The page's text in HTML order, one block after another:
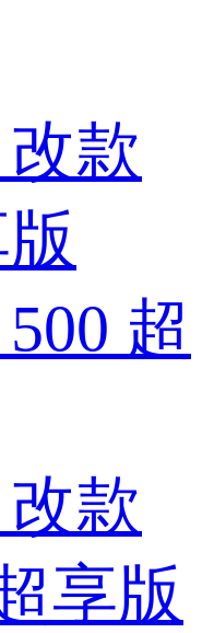
款
超
款
享版